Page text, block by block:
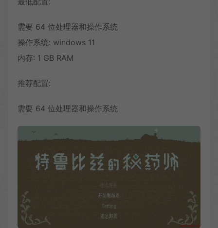
需要 64 位处理器和操作系统
操作系统: windows 11
内存: 1 GB RAM
推荐配置:
需要 64 位处理器和操作系统